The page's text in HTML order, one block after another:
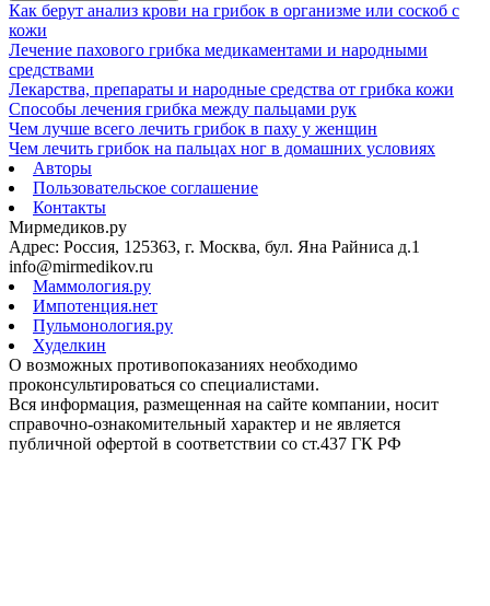
Как берут анализ крови на грибок в организме или соскоб с
кожи
Лечение пахового грибка медикаментами и народными
средствами
Лекарства, препараты и народные средства от грибка кожи
Способы лечения грибка между пальцами рук
Чем лучше всего лечить грибок в паху у женщин
Чем лечить грибок на пальцах ног в домашних условиях
Авторы
Пользовательское соглашение
Контакты
Мирмедиков.ру
Адрес: Россия, 125363, г. Москва, бул. Яна Райниса д.1
info@mirmedikov.ru
Маммология.ру
Импотенция.нет
Пульмонология.ру
Худелкин
О возможных противопоказаниях необходимо
проконсультироваться со специалистами.
Вся информация, размещенная на сайте компании, носит
справочно-ознакомительный характер и не является
публичной офертой в соответствии со ст.437 ГК РФ